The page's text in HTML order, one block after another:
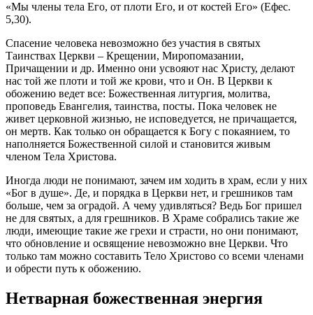
«Мы члены тела Его, от плоти Его, и от костей Его» (Ефес.
5,30).
Спасение человека невозможно без участия в святых
Таинствах Церкви – Крещении, Миропомазании,
Причащении и др. Именно они усвояют нас Христу, делают
нас той же плоти и той же крови, что и Он. В Церкви к
обожению ведет все: Божественная литургия, молитва,
проповедь Евангелия, таинства, посты. Пока человек не
живет церковной жизнью, не исповедуется, не причащается,
он мертв. Как только он обращается к Богу с покаянием, то
наполняется Божественной силой и становится живым
членом Тела Христова.
Иногда люди не понимают, зачем им ходить в храм, если у них
«Бог в душе». Де, и порядка в Церкви нет, и грешников там
больше, чем за оградой. А чему удивляться? Ведь Бог пришел
не для святых, а для грешников. В Храме собрались такие же
люди, имеющие такие же грехи и страсти, но они понимают,
что обновление и освящение невозможно вне Церкви. Что
только там можно составить Тело Христово со всеми членами
и обрести путь к обожению.
Нетварная божественная энергия